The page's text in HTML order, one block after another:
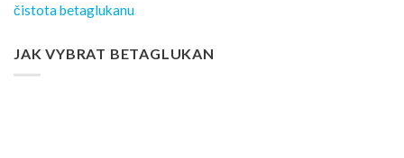
čistota betaglukanu
JAK VYBRAT BETAGLUKAN